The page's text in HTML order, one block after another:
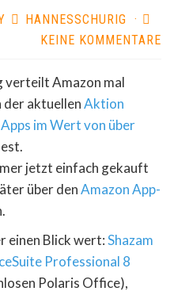
HANNESSCHURIG ·
KEINE KOMMENTARE
verteilt Amazon mal
aktuellenAktion
im Wert von über
jetzt einfach gekauft
über denAmazon App-
einen Blick wert:Shazam
Professional 8
Polaris Office),